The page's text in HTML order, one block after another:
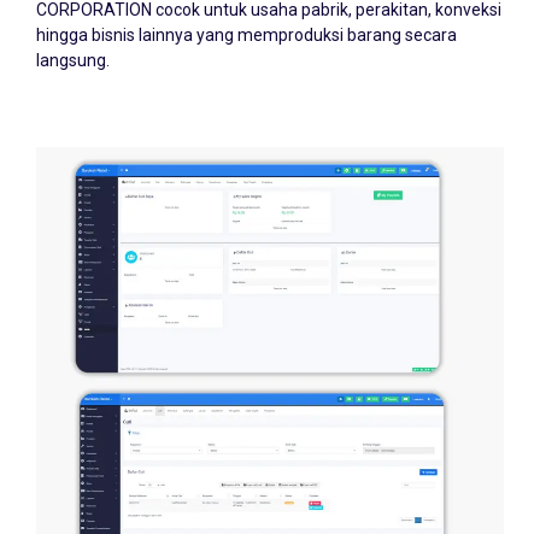
hingga bisnis lainnya yang memproduksi barang secara
langsung.